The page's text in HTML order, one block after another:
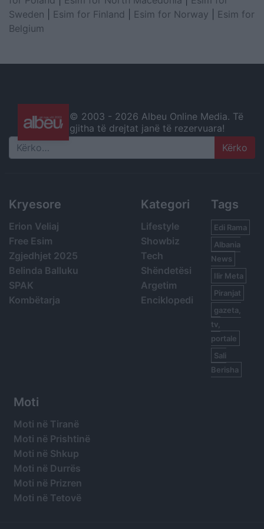
Sweden
Esim for Finland Esim for Norway
Esim for
Belgium
© 2003 - 2026 Albeu Online Media. Të
gjitha të drejtat janë të rezervuara!
Search
Kryesore
Erion Veliaj
Free Esim
Zgjedhjet 2025
Belinda Balluku
SPAK
Kombëtarja
Kategori
Lifestyle
Showbiz
Tech
Shëndetësi
Argetim
Enciklopedi
Tags
Edi Rama
Albania
News
Ilir Meta
Piranjat
gazeta,
tv,
portale
Sali
Berisha
Moti
Moti në Tiranë
Moti në Prishtinë
Moti në Shkup
Moti në Durrës
Moti në Prizren
Moti në Tetovë